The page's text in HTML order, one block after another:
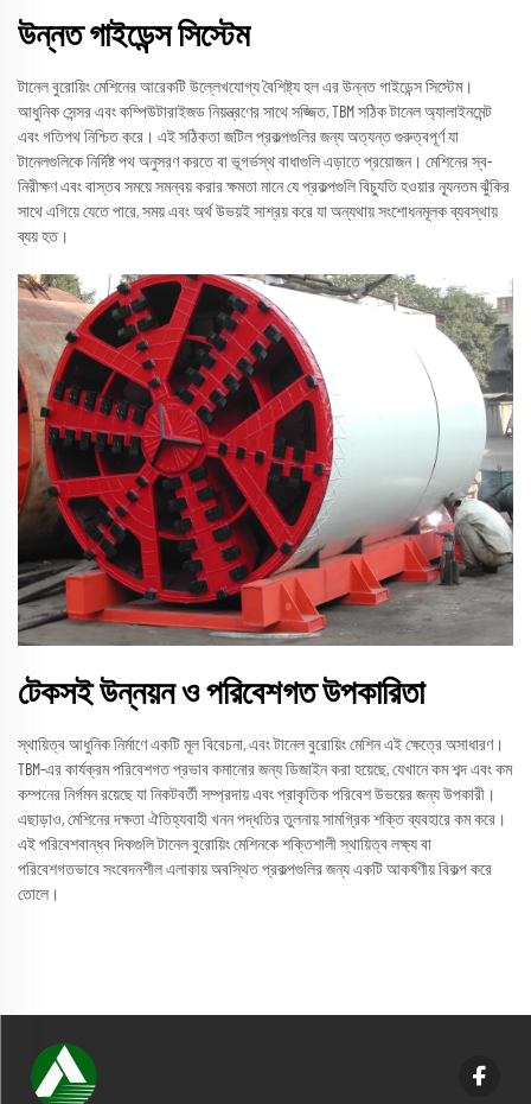
উন্নত গাইডেন্স সিস্টেম
টানেল বুরোয়িং মেশিনের আরেকটি উল্লেখযোগ্য বৈশিষ্ট্য হল এর উন্নত গাইডেন্স সিস্টেম।
আধুনিক সেন্সর এবং কম্পিউটারাইজড নিয়ন্ত্রণের সাথে সজ্জিত, TBM সঠিক টানেল অ্যালাইনমেন্ট
এবং গতিপথ নিশ্চিত করে। এই সঠিকতা জটিল প্রকল্পগুলির জন্য অত্যন্ত গুরুত্বপূর্ণ যা
টানেলগুলিকে নির্দিষ্ট পথ অনুসরণ করতে বা ভূগর্ভস্থ বাধাগুলি এড়াতে প্রয়োজন। মেশিনের স্ব-
নিরীক্ষণ এবং বাস্তব সময়ে সমন্বয় করার ক্ষমতা মানে যে প্রকল্পগুলি বিচ্যুতি হওয়ার ন্যূনতম ঝুঁকির
সাথে এগিয়ে যেতে পারে, সময় এবং অর্থ উভয়ই সাশ্রয় করে যা অন্যথায় সংশোধনমূলক ব্যবস্থায়
ব্যয় হত।
টেকসই উন্নয়ন ও পরিবেশগত উপকারিতা
স্থায়িত্ব আধুনিক নির্মাণে একটি মূল বিবেচনা, এবং টানেল বুরোয়িং মেশিন এই ক্ষেত্রে অসাধারণ।
TBM-এর কার্যক্রম পরিবেশগত প্রভাব কমানোর জন্য ডিজাইন করা হয়েছে, যেখানে কম শব্দ এবং কম
কম্পনের নির্গমন রয়েছে যা নিকটবর্তী সম্প্রদায় এবং প্রাকৃতিক পরিবেশ উভয়ের জন্য উপকারী।
এছাড়াও, মেশিনের দক্ষতা ঐতিহ্যবাহী খনন পদ্ধতির তুলনায় সামগ্রিক শক্তি ব্যবহারে কম করে।
এই পরিবেশবান্ধব দিকগুলি টানেল বুরোয়িং মেশিনকে শক্তিশালী স্থায়িত্ব লক্ষ্য বা
পরিবেশগতভাবে সংবেদনশীল এলাকায় অবস্থিত প্রকল্পগুলির জন্য একটি আকর্ষণীয় বিকল্প করে
তোলে।